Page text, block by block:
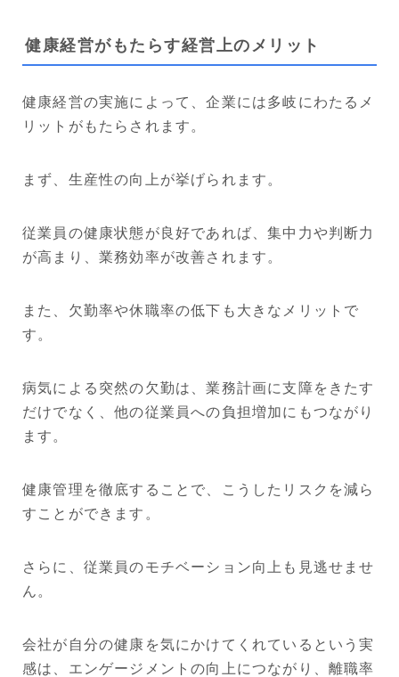
健康経営がもたらす経営上のメリット
健康経営の実施によって、企業には多岐にわたるメ
リットがもたらされます。
まず、生産性の向上が挙げられます。
従業員の健康状態が良好であれば、集中力や判断力
が高まり、業務効率が改善されます。
また、欠勤率や休職率の低下も大きなメリットで
す。
病気による突然の欠勤は、業務計画に支障をきたす
だけでなく、他の従業員への負担増加にもつながり
ます。
健康管理を徹底することで、こうしたリスクを減ら
すことができます。
さらに、従業員のモチベーション向上も見逃せませ
ん。
会社が自分の健康を気にかけてくれているという実
感は、エンゲージメントの向上につながり、離職率